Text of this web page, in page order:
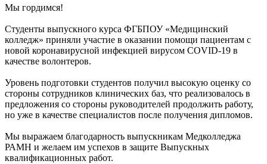
Мы гордимся!
Студенты выпускного курса ФГБПОУ «Медицинский
колледж» приняли участие в оказании помощи пациентам с
новой коронавирусной инфекцией вирусом COVID-19 в
качестве волонтеров.
Уровень подготовки студентов получил высокую оценку со
стороны сотрудников клинических баз, что реализовалось в
предложения со стороны руководителей продолжить работу,
но уже в качестве специалистов после получения дипломов.
Мы выражаем благодарность выпускникам Медколледжа
РАМН и желаем им успехов в защите Выпускных
квалификационных работ.